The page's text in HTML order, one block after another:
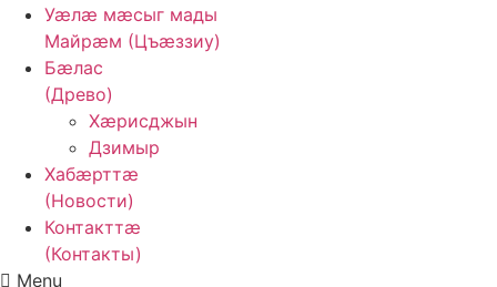
Уӕлӕ мӕсыг мады
Майрӕм (Цъӕззиу)
Бӕлас
(Древо)
Хӕрисджын
Дзимыр
Хабӕрттӕ
(Новости)
Контакттӕ
(Контакты)
Menu